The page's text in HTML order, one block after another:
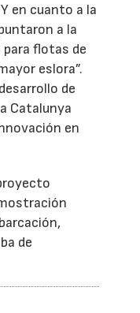
en cuanto a la
a la
flotas de
eslora”.
de
Catalunya
en
de